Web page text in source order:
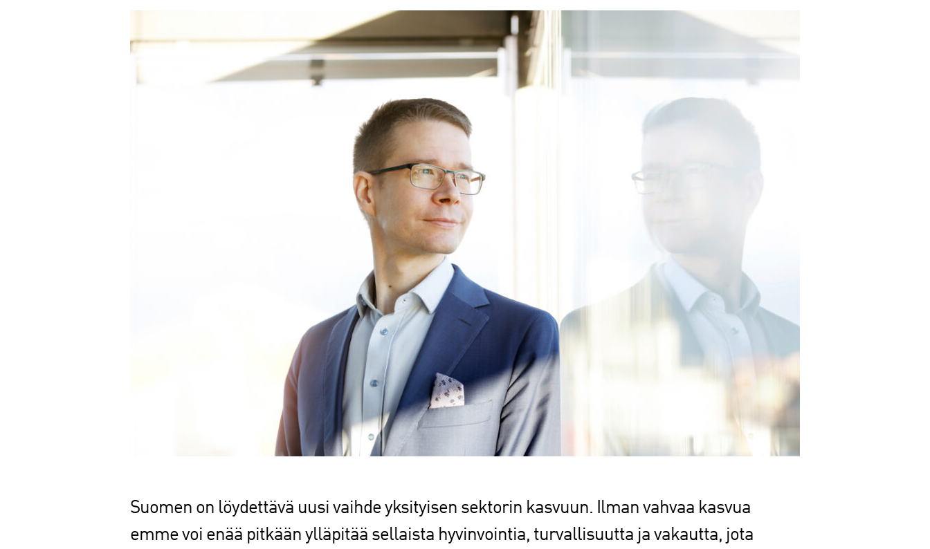
Suomen on löydettävä uusi vaihde yksityisen sektorin kasvuun. Ilman vahvaa kasvua
emme voi enää pitkään ylläpitää sellaista hyvinvointia, turvallisuutta ja vakautta, jota